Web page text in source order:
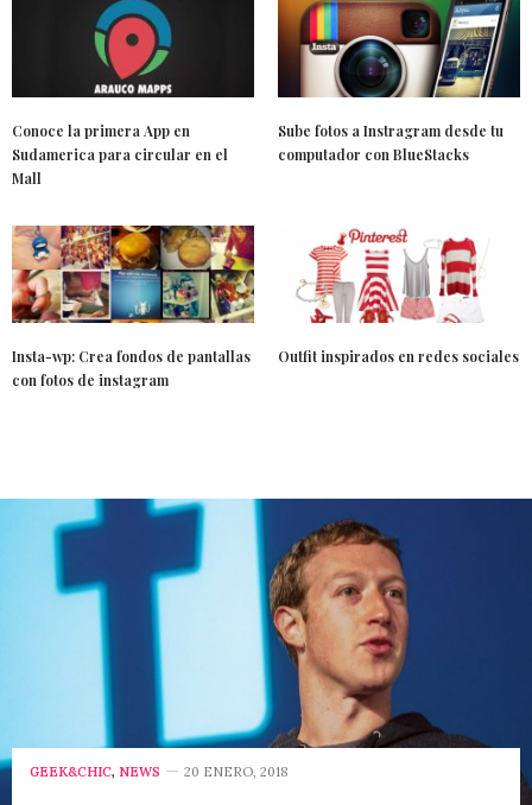
Conoce la primera App en
Sudamerica para circular en el
Mall
Sube fotos a Instragram desde tu
computador con BlueStacks
Insta-wp: Crea fondos de pantallas
con fotos de instagram
Outfit inspirados en redes sociales
GEEK&CHIC, NEWS 20 ENERO, 2018